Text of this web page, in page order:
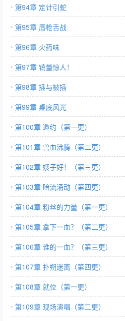
第94章 定计引蛇
第95章 唇枪舌战
第96章 火药味
第97章 销量惊人！
第98章 插与被插
第99章 桌底风光
第100章 邀约（第一更）
第101章 兽血沸腾（第二更）
第102章 嫂子好！（第三更）
第103章 暗流涌动（第四更）
第104章 粉丝的力量（第一更）
第105章 拿下一血？（第二更）
第106章 谁的一血？（第三更）
第107章 扑朔迷离（第四更）
第108章 就位（第一更）
第109章 现场演唱（第二更）